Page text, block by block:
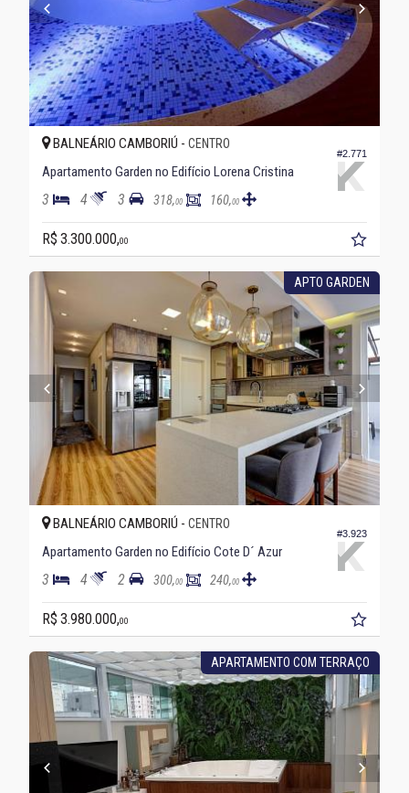
#2.771
BALNEÁRIO CAMBORIÚ - CENTRO
Apartamento Garden no Edifício Lorena Cristina
3 4 3 318,00 160,00
R$ 3.300.000,00
APTO GARDEN
#3.923
BALNEÁRIO CAMBORIÚ - CENTRO
Apartamento Garden no Edifício Cote D´ Azur
3 4 2 300,00 240,00
R$ 3.980.000,00
APARTAMENTO COM TERRAÇO